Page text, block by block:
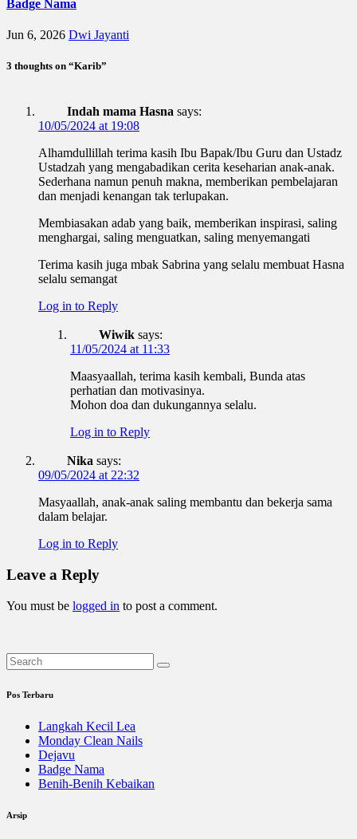
Badge Nama
Jun 6, 2026 Dwi Jayanti
3 thoughts on “Karib”
Indah mama Hasna says:
10/05/2024 at 19:08
Alhamdullillah terima kasih Ibu Bapak/Ibu Guru dan Ustadz
Ustadzah yang mengabadikan cerita keseharian anak-anak.
Sederhana namun penuh makna, memberikan pembelajaran
dan menjadi kenangan tak terlupakan.
Membiasakan adab yang baik, memberikan inspirasi, saling
menghargai, saling menguatkan, saling menyemangati
Terima kasih juga mbak Sabrina yang selalu membuat Hasna
selalu semangat
Log in to Reply
Wiwik says:
11/05/2024 at 11:33
Maasyaallah, terima kasih kembali, Bunda atas
perhatian dan motivasinya.
Mohon doa dan dukungannya selalu.
Log in to Reply
Nika says:
09/05/2024 at 22:32
Masyaallah, anak-anak saling membantu dan bekerja sama
dalam belajar.
Log in to Reply
Leave a Reply
You must be logged in to post a comment.
Pos Terbaru
Langkah Kecil Lea
Monday Clean Nails
Dejavu
Badge Nama
Benih-Benih Kebaikan
Arsip